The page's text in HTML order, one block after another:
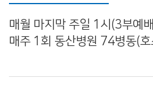
매월 마지막 주일 1시(3부예
매주 1회 동산병원 74병동(호